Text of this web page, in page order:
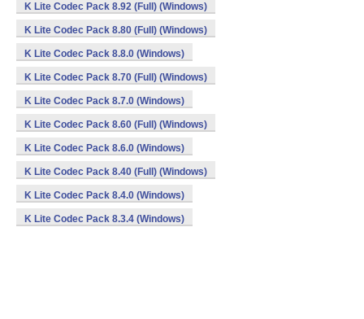
K Lite Codec Pack 8.92 (Full) (Windows)
K Lite Codec Pack 8.80 (Full) (Windows)
K Lite Codec Pack 8.8.0 (Windows)
K Lite Codec Pack 8.70 (Full) (Windows)
K Lite Codec Pack 8.7.0 (Windows)
K Lite Codec Pack 8.60 (Full) (Windows)
K Lite Codec Pack 8.6.0 (Windows)
K Lite Codec Pack 8.40 (Full) (Windows)
K Lite Codec Pack 8.4.0 (Windows)
K Lite Codec Pack 8.3.4 (Windows)